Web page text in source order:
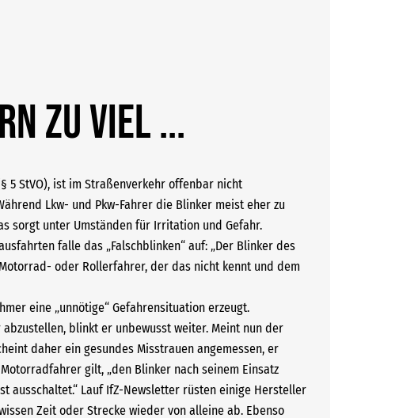
zu viel ...
5 StVO), ist im Straßenverkehr offenbar nicht
Lkw- und Pkw-Fahrer die Blinker meist eher zu
sorgt unter Umständen für Irritation und Gefahr.
falle das „Falschblinken“ auf: „Der Blinker des
oder Rollerfahrer, der das nicht kennt und dem
eine „unnötige“ Gefahrensituation erzeugt.
blinkt er unbewusst weiter. Meint nun der
daher ein gesundes Misstrauen angemessen, er
gilt, „den Blinker nach seinem Einsatz
ausschaltet.“ Lauf IfZ-Newsletter rüsten einige Hersteller
Zeit oder Strecke wieder von alleine ab. Ebenso